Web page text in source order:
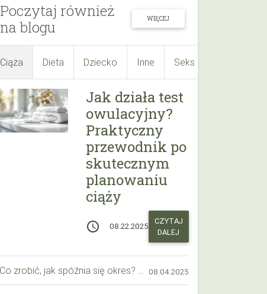
Poczytaj również
na blogu
WIĘCEJ
Ciąża Dieta Dziecko Inne Seks
Jak działa test
owulacyjny?
Praktyczny
przewodnik po
skutecznym
planowaniu
ciąży
access_time 08.22.2025
CZYTAJ
DALEJ
08.04.2025